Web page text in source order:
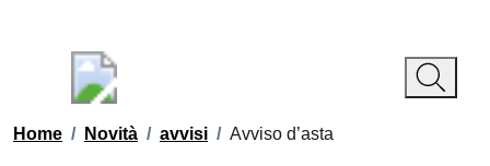
Contenuti in evidenza
Home / Novità / avvisi / Avviso d’asta